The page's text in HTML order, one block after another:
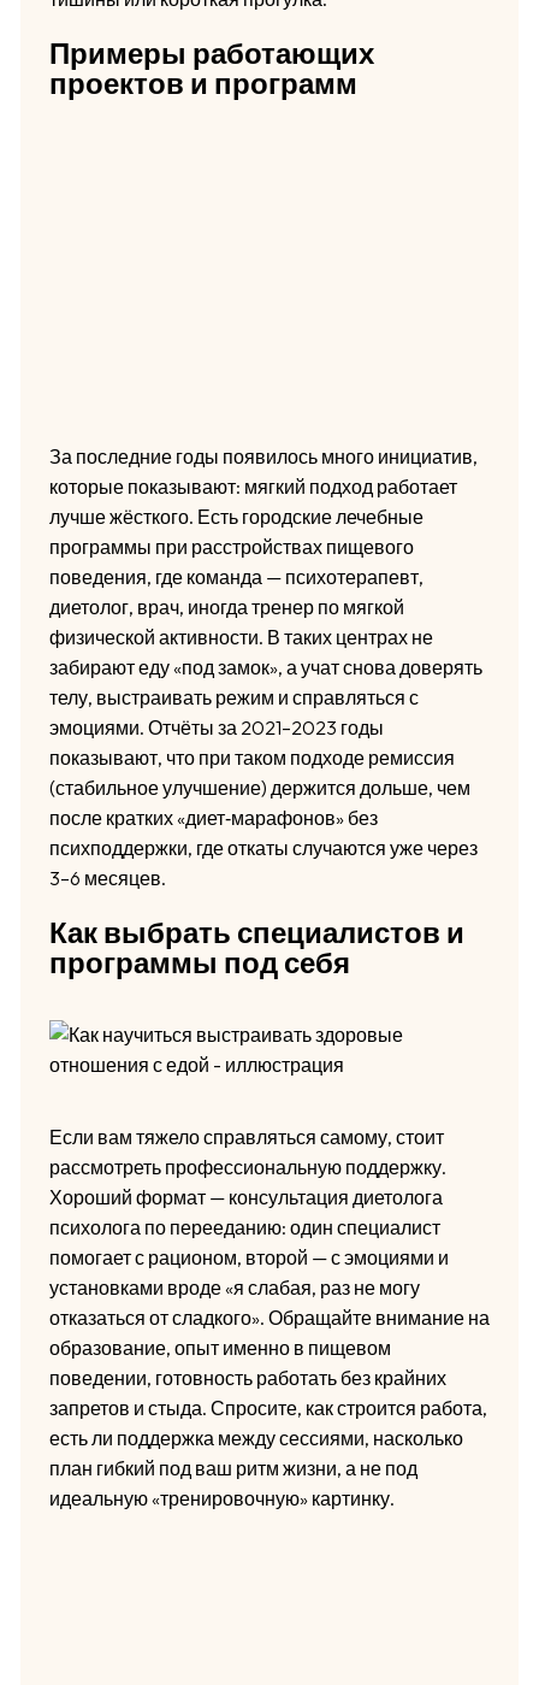
Примеры работающих
проектов и программ
За последние годы появилось много инициатив,
которые показывают: мягкий подход работает
лучше жёсткого. Есть городские лечебные
программы при расстройствах пищевого
поведения, где команда — психотерапевт,
диетолог, врач, иногда тренер по мягкой
физической активности. В таких центрах не
забирают еду «под замок», а учат снова доверять
телу, выстраивать режим и справляться с
эмоциями. Отчёты за 2021–2023 годы
показывают, что при таком подходе ремиссия
(стабильное улучшение) держится дольше, чем
после кратких «диет‑марафонов» без
психподдержки, где откаты случаются уже через
3–6 месяцев.
Как выбрать специалистов и
программы под себя
Если вам тяжело справляться самому, стоит
рассмотреть профессиональную поддержку.
Хороший формат — консультация диетолога
психолога по перееданию: один специалист
помогает с рационом, второй — с эмоциями и
установками вроде «я слабая, раз не могу
отказаться от сладкого». Обращайте внимание на
образование, опыт именно в пищевом
поведении, готовность работать без крайних
запретов и стыда. Спросите, как строится работа,
есть ли поддержка между сессиями, насколько
план гибкий под ваш ритм жизни, а не под
идеальную «тренировочную» картинку.